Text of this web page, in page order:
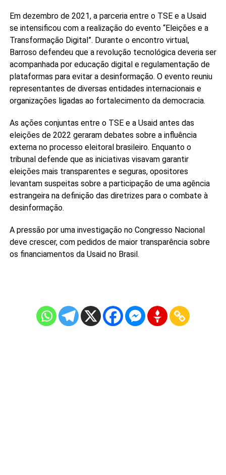
Em dezembro de 2021, a parceria entre o TSE e a Usaid
se intensificou com a realização do evento “Eleições e a
Transformação Digital”. Durante o encontro virtual,
Barroso defendeu que a revolução tecnológica deveria ser
acompanhada por educação digital e regulamentação de
plataformas para evitar a desinformação. O evento reuniu
representantes de diversas entidades internacionais e
organizações ligadas ao fortalecimento da democracia.
As ações conjuntas entre o TSE e a Usaid antes das
eleições de 2022 geraram debates sobre a influência
externa no processo eleitoral brasileiro. Enquanto o
tribunal defende que as iniciativas visavam garantir
eleições mais transparentes e seguras, opositores
levantam suspeitas sobre a participação de uma agência
estrangeira na definição das diretrizes para o combate à
desinformação.
A pressão por uma investigação no Congresso Nacional
deve crescer, com pedidos de maior transparência sobre
os financiamentos da Usaid no Brasil.